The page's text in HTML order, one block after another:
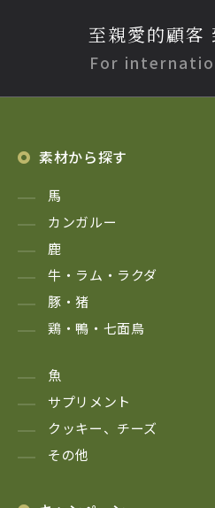
至親愛的顧客
For
素材から探す
馬
カンガルー
鹿
牛・ラム・ラクダ
豚・猪
鶏・鴨・七面鳥
魚
サプリメント
クッキー、チーズ
その他